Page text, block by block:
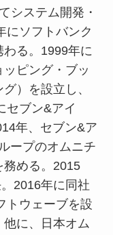
システム開発・
にソフトバンク
る。1999年に
ピング・ブッ
）を設立し、
セブン&アイ
年、セブン&ア
ープのオムニチ
務める。2015
2016年に同社
トウェーブを設
に、日本オム